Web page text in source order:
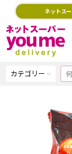
ネットス
カテゴリー